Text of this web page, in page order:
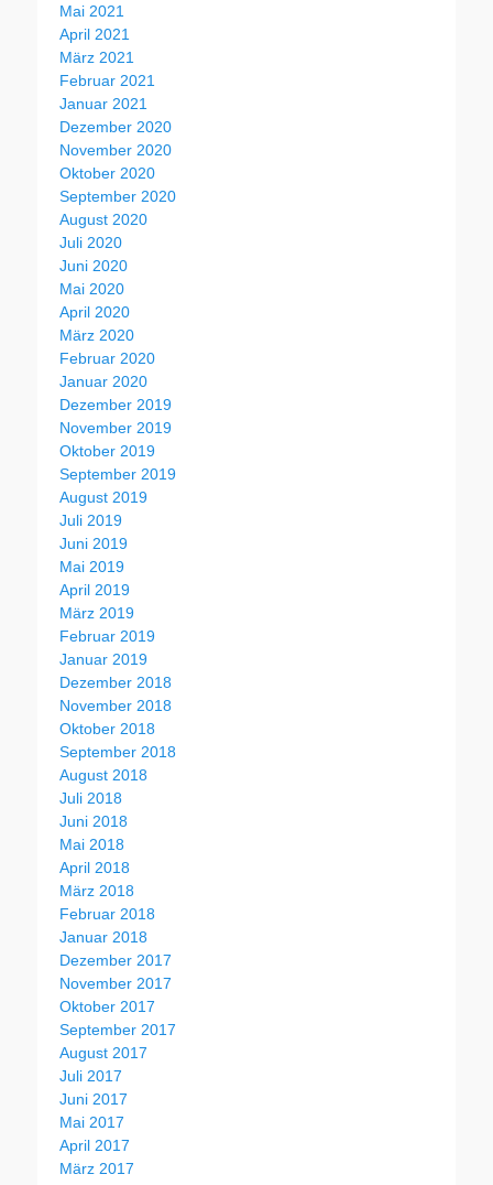
Mai 2021
April 2021
März 2021
Februar 2021
Januar 2021
Dezember 2020
November 2020
Oktober 2020
September 2020
August 2020
Juli 2020
Juni 2020
Mai 2020
April 2020
März 2020
Februar 2020
Januar 2020
Dezember 2019
November 2019
Oktober 2019
September 2019
August 2019
Juli 2019
Juni 2019
Mai 2019
April 2019
März 2019
Februar 2019
Januar 2019
Dezember 2018
November 2018
Oktober 2018
September 2018
August 2018
Juli 2018
Juni 2018
Mai 2018
April 2018
März 2018
Februar 2018
Januar 2018
Dezember 2017
November 2017
Oktober 2017
September 2017
August 2017
Juli 2017
Juni 2017
Mai 2017
April 2017
März 2017